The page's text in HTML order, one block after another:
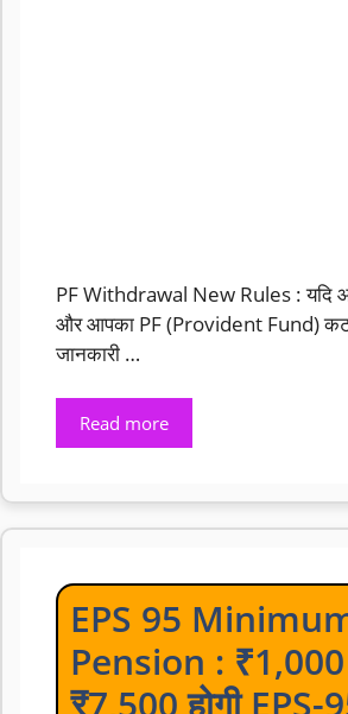
PF Withdrawal New Rules : यदि
और आपका PF (Provident Fund)
जानकारी …
Read more
EPS 95
Pension :
₹7,500 होगी EPS-